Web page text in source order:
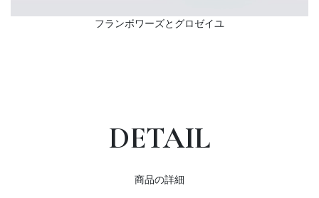
フランボワーズとグロゼイユ
DETAIL
商品の詳細